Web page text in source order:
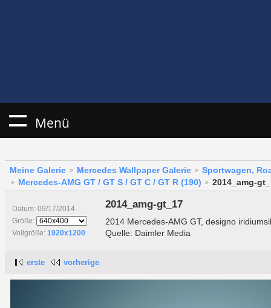
Menü
Meine Galerie Mercedes Wallpaper Galerie
Sportwagen,
Mercedes-AMG GT / GT S / GT C / GT R (190)
2014_amg-
Datum: 09/17/2014
Größe:
Vollgröße: 1920x1200
2014_amg-gt_17
2014 Mercedes-AMG GT, designo
Quelle: Daimler Media
erste vorherige